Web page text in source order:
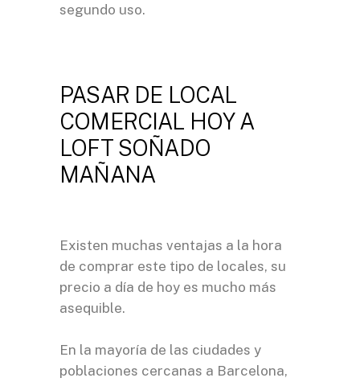
segundo uso.
PASAR DE LOCAL
COMERCIAL HOY A
LOFT SOÑADO
MAÑANA
Existen muchas ventajas a la hora
de comprar este tipo de locales, su
precio a día de hoy es mucho más
asequible.
En la mayoría de las ciudades y
poblaciones cercanas a Barcelona,